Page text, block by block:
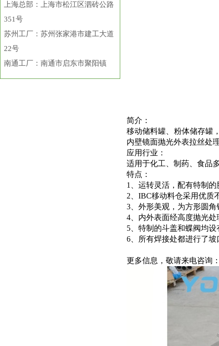
简介：
移动储料罐、粉体储存罐
内壁镜面抛光外表拉丝处
应用行业：
适用于化工、制药、食品
特点：
1、运转灵活，配有特制
2、IBC移动料仓采用优质
3、外形美观，为方形圆
4、内外表面经高度抛光处
5、特制的斗盖和蝶阀均
6、所有焊接处都进行了
更多信息，敬请来电咨询
上海总部 ：上海市松江区泗砖公路
351号
苏州工厂：苏州张家港市建工大道
22号
南通工厂：南通市启东市聚阳镇